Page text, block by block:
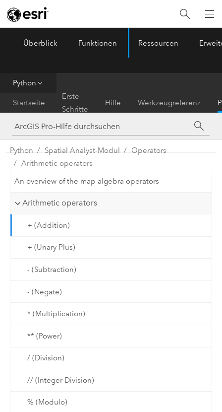
ArcGIS Pro
Überblick Funktionen Ressourcen
Python
Startseite
Erste
Schritte
Hilfe Werkzeugreferenz
Python Spatial Analyst-Modul
Operators
Arithmetic operators
An overview of the map algebra operators
Arithmetic operators
+ (Addition)
+ (Unary Plus)
- (Subtraction)
- (Negate)
* (Multiplication)
** (Power)
/ (Division)
// (Integer Division)
% (Modulo)